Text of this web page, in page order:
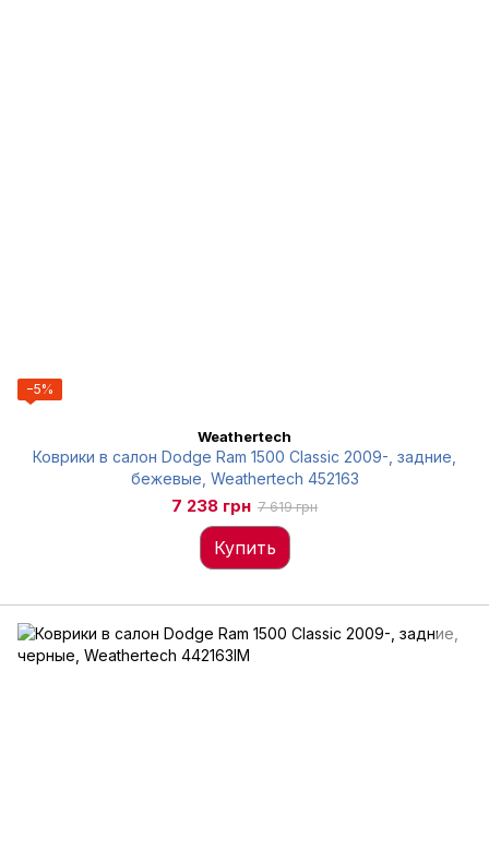
−5%
Weathertech
Коврики в салон Dodge Ram 1500 Classic 2009-, задние,
бежевые, Weathertech 452163
7 238 грн 7 619 грн
Купить